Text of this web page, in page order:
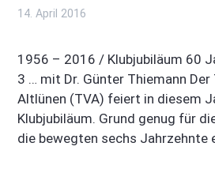
14. April 2016
1956 – 2016 / Klubjubiläum 60
3 … mit Dr. Günter Thiemann Der
Altlünen (TVA) feiert in diesem
Klubjubiläum. Grund genug für
die bewegten sechs Jahrzehnte